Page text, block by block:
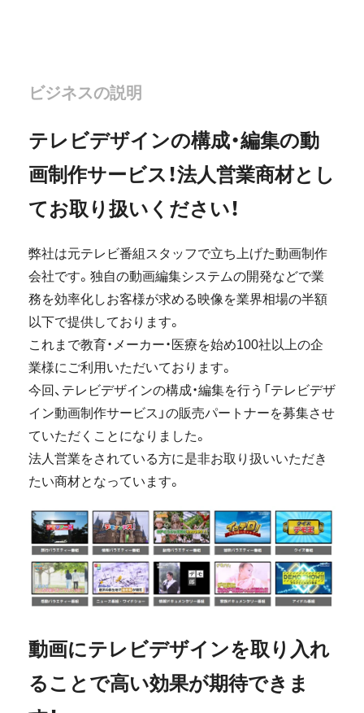
ビジネスの説明
テレビデザインの構成・編集の動
画制作サービス！法人営業商材とし
てお取り扱いください！
弊社は元テレビ番組スタッフで立ち上げた動画制作
会社です。独自の動画編集システムの開発などで業
務を効率化しお客様が求める映像を業界相場の半額
以下で提供しております。
これまで教育・メーカー・医療を始め100社以上の企
業様にご利用いただいております。
今回、テレビデザインの構成・編集を行う「テレビデザ
イン動画制作サービス」の販売パートナーを募集させ
ていただくことになりました。
法人営業をされている方に是非お取り扱いいただき
たい商材となっています。
動画にテレビデザインを取り入れ
ることで高い効果が期待できま